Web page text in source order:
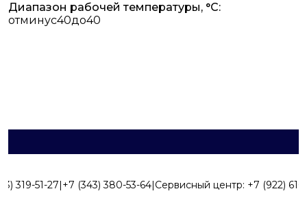
Диапазон рабочей температуры, °С:
отминус40до40
319-51-27|+7 (343) 380-53-64|Сервисный центр: +7 (922)